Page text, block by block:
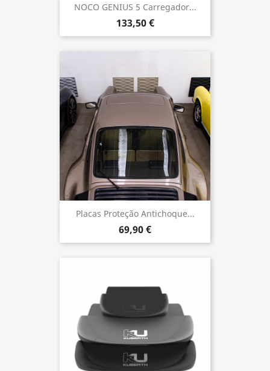
NOCO GENIUS 5 Carregador...
133,50 €
Placas Proteção Antichoque...
69,90 €